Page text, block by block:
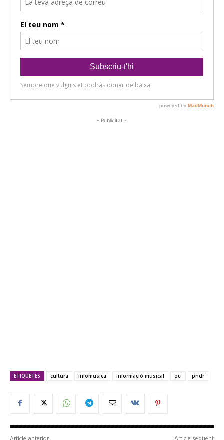
- Publicitat -
ETIQUETES cultura infomusica informació musical oci pndr